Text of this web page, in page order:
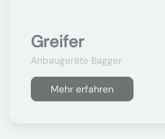
Greifer
Anbaugeräte Bagger
Mehr erfahren